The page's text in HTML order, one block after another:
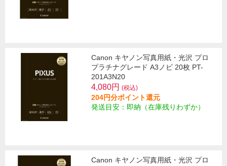
Canon キヤノン写真用紙・光沢 プロ
プラチナグレード A3ノビ 20枚 PT-
201A3N20
4,080円 (税込)
204円分ポイント還元
発送目安：即納（在庫残りわずか）
Canon キヤノン写真用紙・光沢 プロ